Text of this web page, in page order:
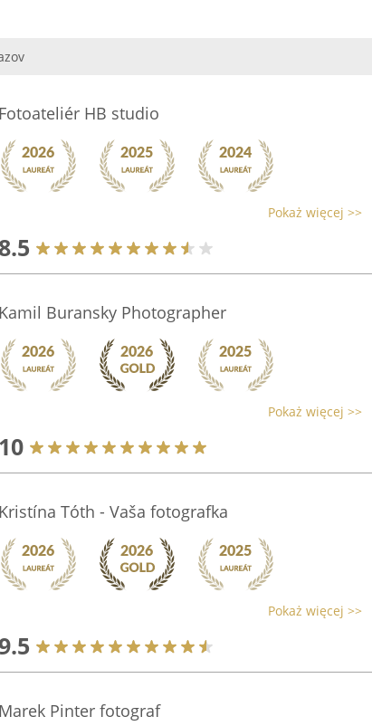
Fotoateliér HB studio
Pokaż więcej >>
8.5
Kamil Buransky Photographer
Pokaż więcej >>
10
Kristína Tóth - Vaša fotografka
Pokaż więcej >>
Marek Pinter fotograf